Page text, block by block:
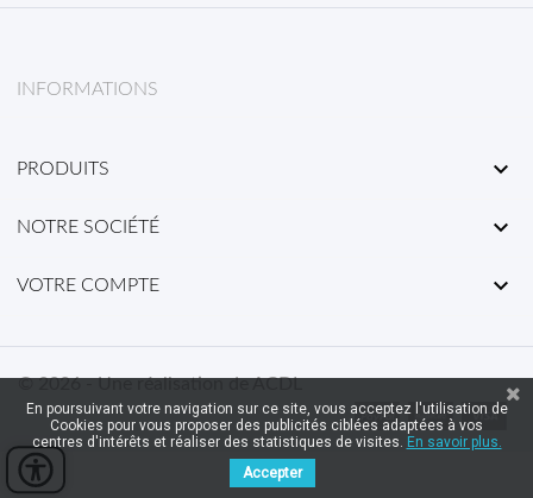
INFORMATIONS
PRODUITS 
NOTRE SOCIÉTÉ 
VOTRE COMPTE 
© 2026 - Une réalisation de ACDL
En poursuivant votre navigation sur ce site, vous acceptez l'utilisation de
Cookies pour vous proposer des publicités ciblées adaptées à vos
centres d'intérêts et réaliser des statistiques de visites. En savoir plus.
Accepter